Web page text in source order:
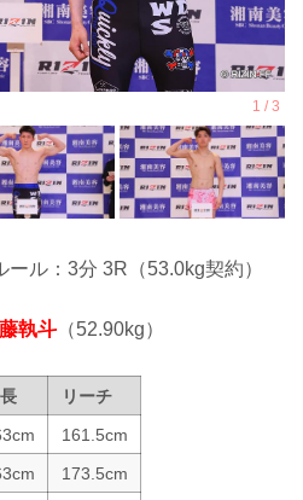
ル：3分 3R（53.0kg契約）
執斗 （52.90kg）
リーチ
161.5cm
173.5cm